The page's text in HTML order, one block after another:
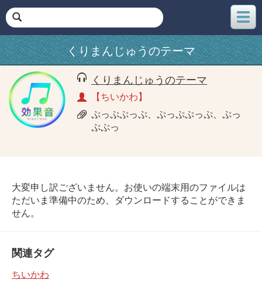
メ
ニ
ュ
ー
くりまんじゅうのテーマ
くりまんじゅうのテーマ
【ちいかわ】
ぷっぷぷっぷ、ぷっぷぷっぷ、ぷっ
ぷぷっ
大変申し訳ございません。お使いの端末用のファイルは
ただいま準備中のため、ダウンロードすることができま
せん。
関連タグ
ちいかわ